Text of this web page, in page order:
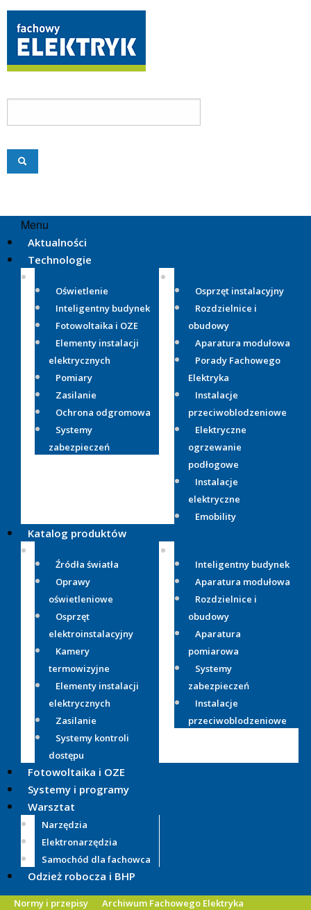
Menu
Aktualności
Technologie
Oświetlenie
Inteligentny budynek
Fotowoltaika i OZE
Elementy instalacji
elektrycznych
Pomiary
Zasilanie
Ochrona odgromowa
Systemy
zabezpieczeń
Osprzęt instalacyjny
Rozdzielnice i
obudowy
Aparatura modułowa
Porady Fachowego
Elektryka
Instalacje
przeciwoblodzeniowe
Elektryczne
ogrzewanie
podłogowe
Instalacje
elektryczne
Emobility
Katalog produktów
Źródła światła
Oprawy
oświetleniowe
Osprzęt
elektroinstalacyjny
Kamery
termowizyjne
Elementy instalacji
elektrycznych
Zasilanie
Systemy kontroli
dostępu
Inteligentny budynek
Aparatura modułowa
Rozdzielnice i
obudowy
Aparatura
pomiarowa
Systemy
zabezpieczeń
Instalacje
przeciwoblodzeniowe
Fotowoltaika i OZE
Systemy i programy
Warsztat
Narzędzia
Elektronarzędzia
Samochód dla fachowca
Odzież robocza i BHP
Normy i przepisy
Archiwum Fachowego Elektryka